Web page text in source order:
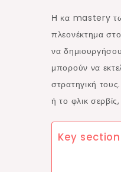
Η κα mastery
πλεονέκτημα
να
μπορούν να
στρατηγική
ή το φλικ
Key